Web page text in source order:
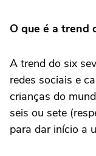
O que é a trend
A trend do six
redes sociais e
crianças do
seis ou sete
para dar início a